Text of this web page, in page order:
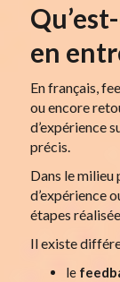
en
En français,
ou encore
d’expérience
précis.
Dans le milieu
d’expérience
étapes
Il existe
le